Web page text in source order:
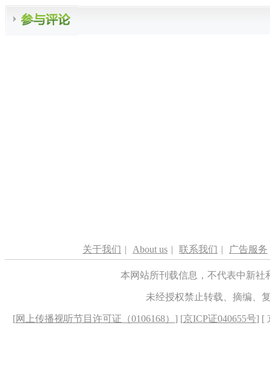
关于我们 | About us | 联系我们 | 广告服务
本网站所刊载信息，不代表中新
未经授权禁止转载、摘编、
[网上传播视听节目许可证（0106168） ] [京ICP证040655号] [